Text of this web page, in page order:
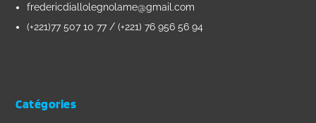
fredericdiallolegnolame@gmail.com
(+221)77 507 10 77 / (+221) 76 956 56 94
Catégories